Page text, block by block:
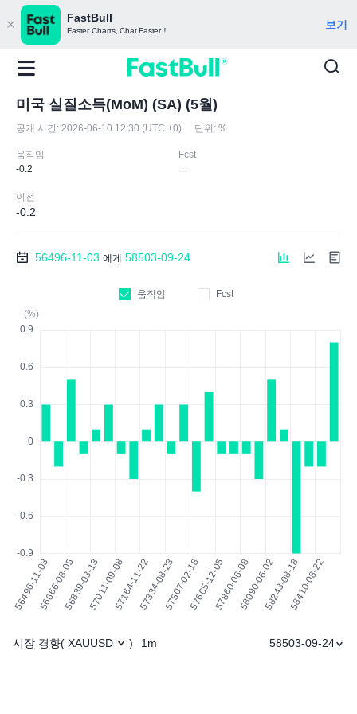
FastBull
Faster Charts, Chat Faster！ 보기
미국 실질소득(MoM) (SA) (5월)
공개 시간: 2026-06-10 12:30 (UTC +0) 단위: %
움직임
-0.2
Fcst
--
이전
-0.2
56496-11-03 에게 58503-09-24
움직임
Fcst
(%)
시장 경향( XAUUSD ) 1m 58503-09-24